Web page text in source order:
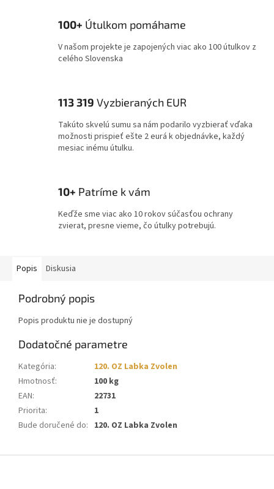
100+ Útulkom pomáhame
V našom projekte je zapojených viac ako 100 útulkov z
celého Slovenska
113 319 Vyzbieraných EUR
Takúto skvelú sumu sa nám podarilo vyzbierať vďaka
možnosti prispieť ešte 2 eurá k objednávke, každý
mesiac inému útulku.
10+ Patríme k vám
Keďže sme viac ako 10 rokov súčasťou ochrany
zvierat, presne vieme, čo útulky potrebujú.
Popis Diskusia
Podrobný popis
Popis produktu nie je dostupný
Dodatočné parametre
Kategória:
120. OZ Labka Zvolen
Hmotnosť:
100 kg
EAN:
22731
Priorita:
1
Bude doručené do: 120. OZ Labka Zvolen